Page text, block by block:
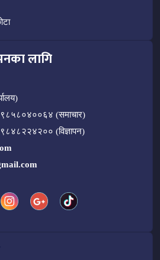
लागि
(समाचार)
(विज्ञापन)